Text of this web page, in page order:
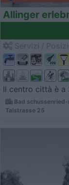
Allinger
Il centro città è a
Bad
Talstrasse 25